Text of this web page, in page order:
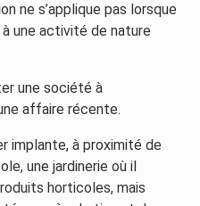
ne s’applique pas lorsque
une activité de nature
une société à
affaire récente.
implante, à proximité de
une jardinerie où il
horticoles, mais